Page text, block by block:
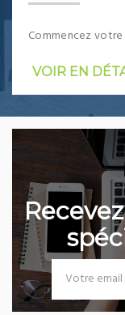
Commencez
VOIR EN